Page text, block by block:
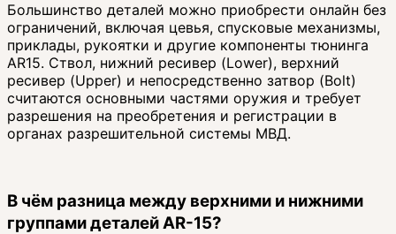
Большинство деталей можно приобрести онлайн без
ограничений, включая цевья, спусковые механизмы,
приклады, рукоятки и другие компоненты тюнинга
AR15. Ствол, нижний ресивер (Lower), верхний
ресивер (Upper) и непосредственно затвор (Bolt)
считаются основными частями оружия и требует
разрешения на преобретения и регистрации в
органах разрешительной системы МВД.
В чём разница между верхними и нижними
группами деталей AR-15?